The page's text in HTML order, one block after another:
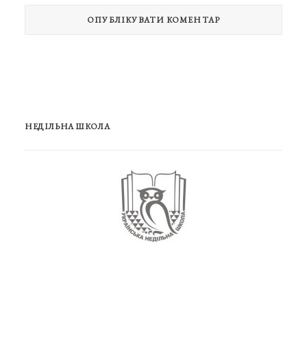
НЕДІЛЬНА ШКОЛА